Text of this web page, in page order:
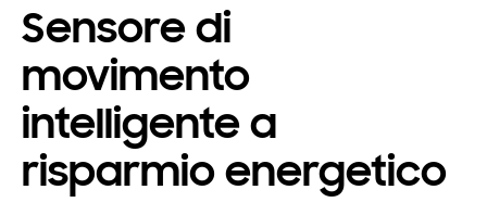
Sensore di
movimento
intelligente a
risparmio energetico